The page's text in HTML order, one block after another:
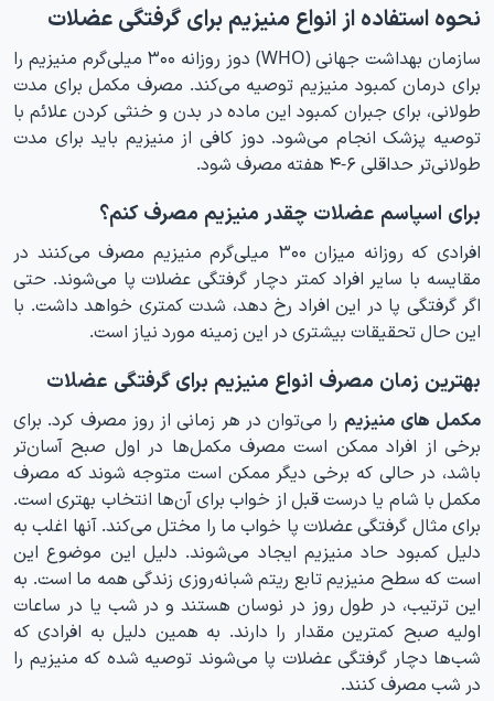
نحوه استفاده از انواع منیزیم برای گرفتگی عضلات
سازمان بهداشت جهانی (WHO) دوز روزانه ۳۰۰ میلی‌گرم منیزیم را
برای درمان کمبود منیزیم توصیه می‌کند. مصرف مکمل برای مدت
طولانی، برای جبران کمبود این ماده در بدن و خنثی کردن علائم با
توصیه پزشک انجام می‌شود. دوز کافی از منیزیم باید برای مدت
طولانی‌تر حداقلی ۶-۴ هفته مصرف شود.
برای اسپاسم عضلات چقدر منیزیم مصرف کنم؟
افرادی که روزانه میزان ۳۰۰ میلی‌گرم منیزیم مصرف می‌کنند در
مقایسه با سایر افراد کمتر دچار گرفتگی عضلات پا می‌شوند. حتی
اگر گرفتگی پا در این افراد رخ دهد، شدت کمتری خواهد داشت. با
این حال تحقیقات بیشتری در این زمینه مورد نیاز است.
بهترین زمان مصرف انواع منیزیم برای گرفتگی عضلات
مکمل های منیزیم را می‌توان در هر زمانی از روز مصرف کرد. برای
برخی از افراد ممکن است مصرف مکمل‌ها در اول صبح آسان‌تر
باشد، در حالی که برخی دیگر ممکن است متوجه شوند که مصرف
مکمل با شام یا درست قبل از خواب برای آن‌ها انتخاب بهتری است.
برای مثال گرفتگی عضلات پا خواب ما را مختل می‌کند. آنها اغلب به
دلیل کمبود حاد منیزیم ایجاد می‌شوند. دلیل این موضوع این
است که سطح منیزیم تابع ریتم شبانه‌روزی زندگی همه ما است. به
این ترتیب، در طول روز در نوسان هستند و در شب یا در ساعات
اولیه صبح کمترین مقدار را دارند. به همین دلیل به افرادی که
شب‌ها دچار گرفتگی عضلات پا می‌شوند توصیه شده که منیزیم را
در شب مصرف کنند.